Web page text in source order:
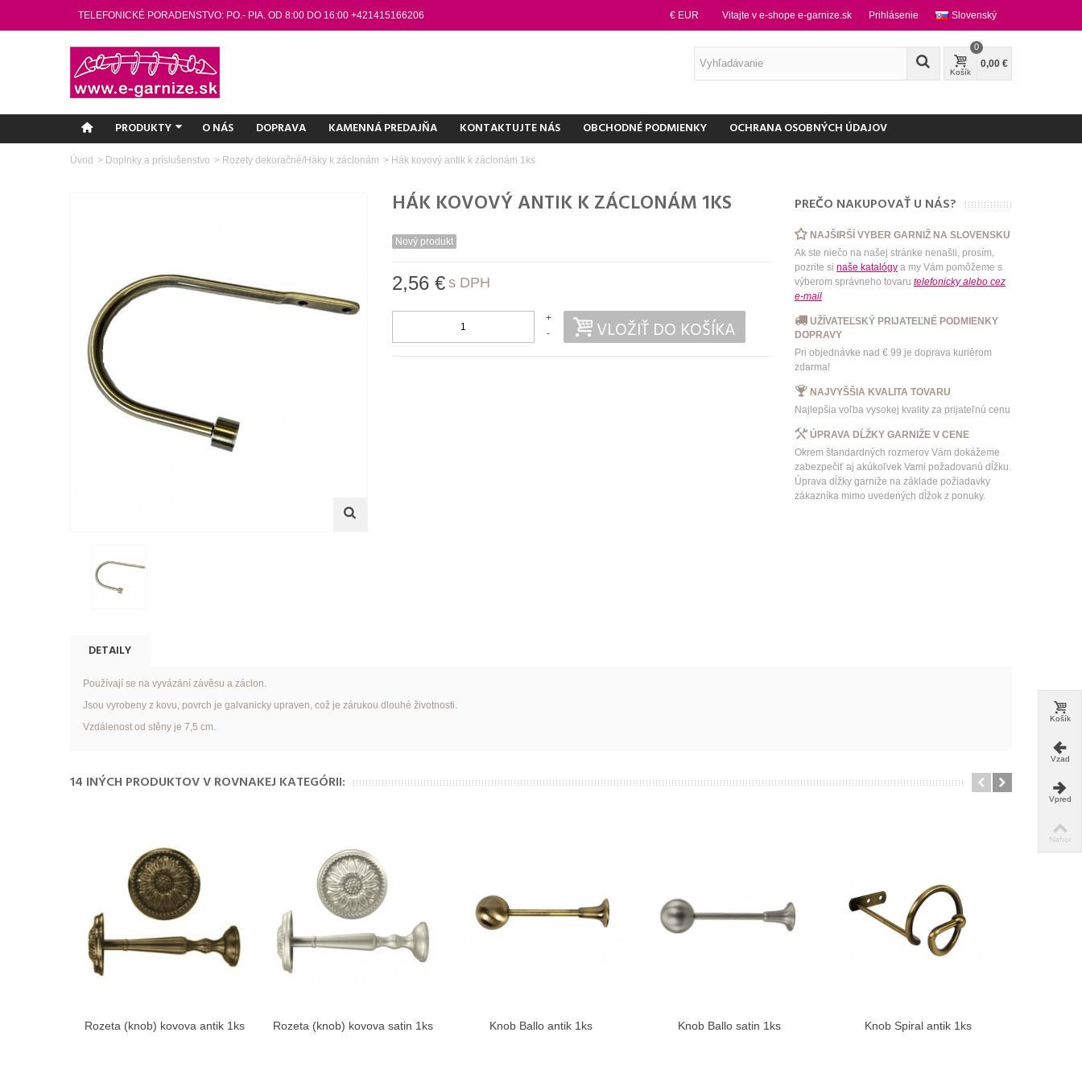
TELEFONICKÉ PORADENSTVO: PO.- PIA. OD 8:00 DO 16:00 +421415166206 Slovenský
Vitajte v e-shope e-garnize.sk Prihlásenie
€ EUR
Košík
0
0,00 €
PRODUKTY O NÁS DOPRAVA KAMENNÁ PREDAJŇA KONTAKTUJTE NÁS OBCHODNÉ PODMIENKY OCHRANA OSOBNÝCH ÚDAJOV
Úvod > Doplnky a príslušenstvo > Rozety dekoračné/Háky k záclonám > Hák kovový antik k záclonám 1ks
HÁK KOVOVÝ ANTIK K ZÁCLONÁM 1KS
Nový produkt
2,56 € s DPH
-
+ VLOŽIŤ DO KOŠÍKA
PREČO NAKUPOVAŤ U NÁS?
NAJŠIRŠÍ VYBER GARNIŽ NA SLOVENSKU
Ak ste niečo na našej stránke nenašli, prosím,
pozrite si naše katalógya my Vám pomôžeme s
výberom správneho tovaru telefonicky alebo cez
e-mail
UŽÍVATEĽSKÝ PRIJATEĽNÉ PODMIENKY
DOPRAVY
Pri objednávke nad € 99 je doprava kuriérom
zdarma!
NAJVYŠŠIA KVALITA TOVARU
Najlepšia voľba vysokej kvality za prijateľnú cenu
ÚPRAVA DĹŽKY GARNIŽE V CENE
Okrem štandardných rozmerov Vám dokážeme
zabezpečiť aj akúkoľvek Vami požadovanú dĺžku.
Úprava dĺžky garniže na základe požiadavky
zákazníka mimo uvedených dĺžok z ponuky.
DETAILY
Používají se na vyvázání závěsu a záclon.
Jsou vyrobeny z kovu, povrch je galvanicky upraven, což je zárukou dlouhé životnosti.
Vzdálenost od stěny je 7,5 cm.
14 INÝCH PRODUKTOV V ROVNAKEJ KATEGÓRII:
Zobraziť viac
Rozeta (knob) kovova antik 1ks Zobraziť viac
Rozeta (knob) kovova satin 1ks Zobraziť viac
Knob Ballo antik 1ks Zobraziť viac
Knob Ballo satin 1ks Zobraziť viac
Knob Spiral antik 1ks
Košík
Vzad
Vpred
Nahor